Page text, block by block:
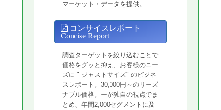
マーケット・データを提供。
コンサイスレポート
Concise Report
調査ターゲットを絞り込むことで
価格をグッと抑え、お客様のニー
ズに " ジャストサイズ" のビジネ
スレポート。30,000円～のリーズ
ナブル価格。ーが独自の視点でま
とめ、年間2,000セグメントに及